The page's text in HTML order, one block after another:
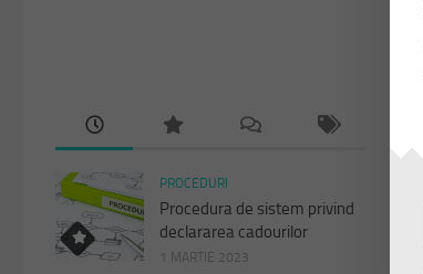
PROCEDURI
Procedura de sistem privind
declararea cadourilor
1 MARTIE 2023